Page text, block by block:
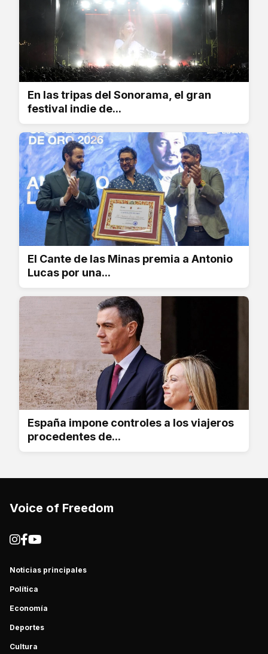
En las tripas del Sonorama, el gran
festival indie de...
El Cante de las Minas premia a Antonio
Lucas por una...
España impone controles a los viajeros
procedentes de...
Voice of Freedom
Noticias principales
Política
Economía
Deportes
Cultura